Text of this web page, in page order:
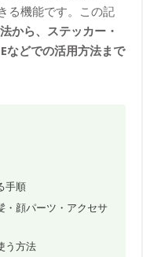
る機能です。この記
から、ステッカー・
などでの活用方法まで
手順
・顔パーツ・アクセサ
う方法